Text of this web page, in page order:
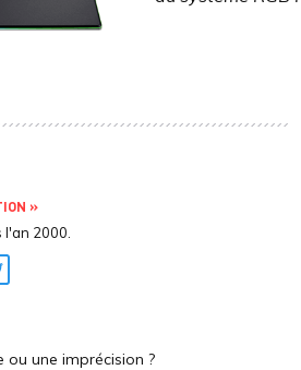
»
l'an 2000.
une imprécision ?